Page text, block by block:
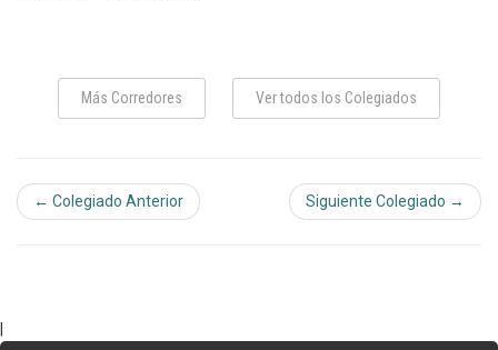
Más Corredores Ver todos los Colegiados
← Colegiado Anterior Siguiente Colegiado →